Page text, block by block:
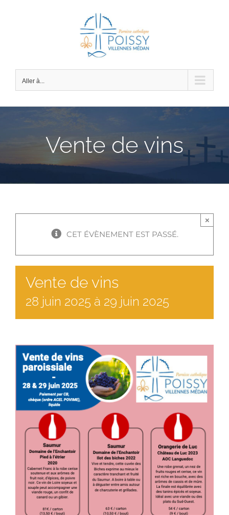
Aller à...
Vente de vins
CET ÉVÈNEMENT EST PASSÉ.
×
Vente de vins
28 juin 2025 à 29 juin 2025